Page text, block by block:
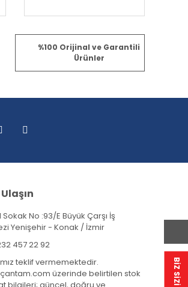
%100 Orijinal ve Garantili
Ürünler
Sokak No :93/E Büyük Çarşı İş
Yenişehir - Konak / İzmir
457 22 92
teklif vermemektedir.
üzerinde belirtilen stok